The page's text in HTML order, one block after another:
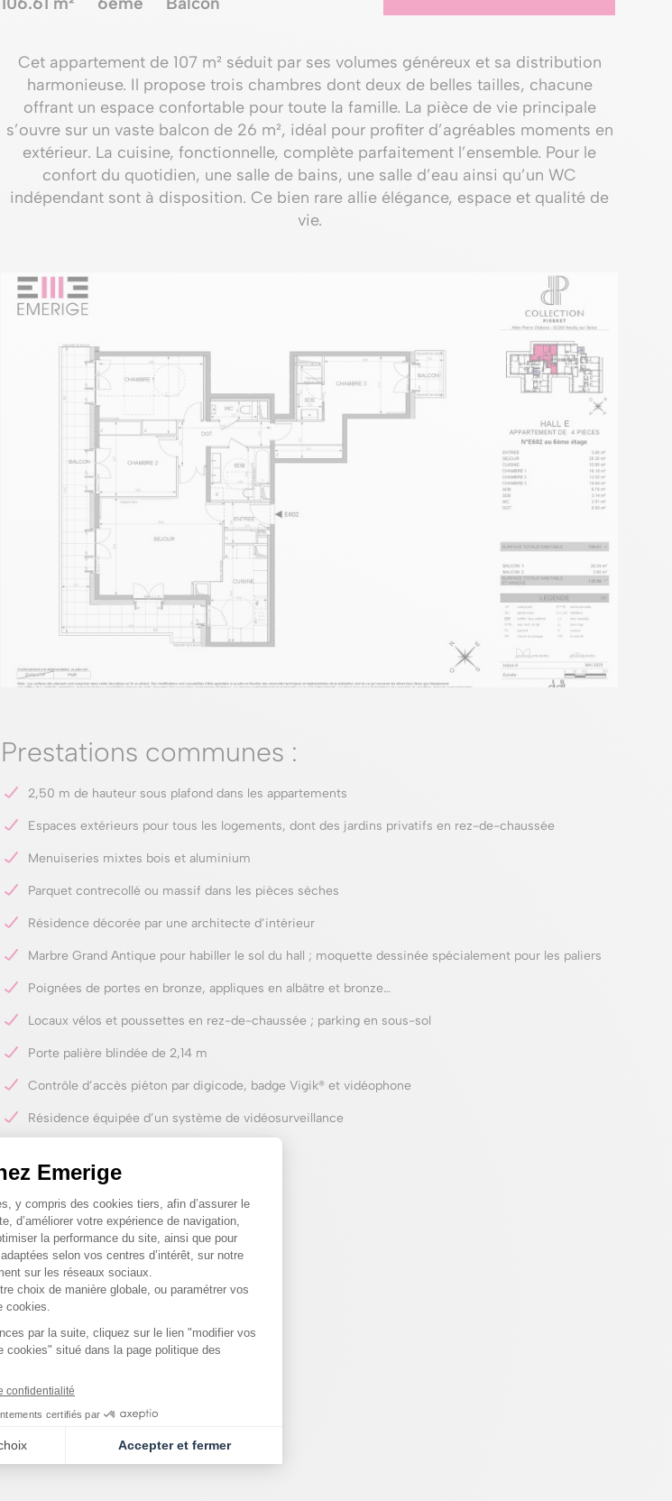
Cet appartement de 107 m² séduit par ses volumes généreux et sa distribution
harmonieuse. Il propose trois chambres dont deux de belles tailles, chacune
offrant un espace confortable pour toute la famille. La pièce de vie principale
s’ouvre sur un vaste balcon de 26 m², idéal pour profiter d’agréables moments en
extérieur. La cuisine, fonctionnelle, complète parfaitement l’ensemble. Pour le
confort du quotidien, une salle de bains, une salle d’eau ainsi qu’un WC
indépendant sont à disposition. Ce bien rare allie élégance, espace et qualité de
vie.
Prestations communes :
2,50 m de hauteur sous plafond dans les appartements
Espaces extérieurs pour tous les logements, dont des jardins privatifs en rez-de-chaussée
Menuiseries mixtes bois et aluminium
Parquet contrecollé ou massif dans les pièces sèches
Résidence décorée par une architecte d’intérieur
Marbre Grand Antique pour habiller le sol du hall ; moquette dessinée spécialement pour les paliers
Poignées de portes en bronze, appliques en albâtre et bronze…
Locaux vélos et poussettes en rez-de-chaussée ; parking en sous-sol
Porte palière blindée de 2,14 m
Contrôle d’accès piéton par digicode, badge Vigik® et vidéophone
Résidence équipée d’un système de vidéosurveillance